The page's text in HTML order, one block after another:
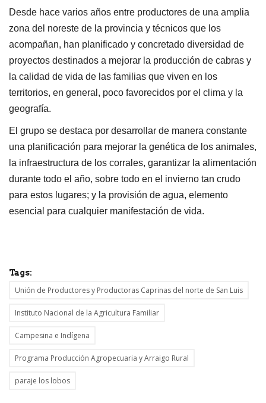
Desde hace varios años entre productores de una amplia
zona del noreste de la provincia y técnicos que los
acompañan, han planificado y concretado diversidad de
proyectos destinados a mejorar la producción de cabras y
la calidad de vida de las familias que viven en los
territorios, en general, poco favorecidos por el clima y la
geografía.
El grupo se destaca por desarrollar de manera constante
una planificación para mejorar la genética de los animales,
la infraestructura de los corrales, garantizar la alimentación
durante todo el año, sobre todo en el invierno tan crudo
para estos lugares; y la provisión de agua, elemento
esencial para cualquier manifestación de vida.
Tags:
Unión de Productores y Productoras Caprinas del norte de San Luis
Instituto Nacional de la Agricultura Familiar
Campesina e Indígena
Programa Producción Agropecuaria y Arraigo Rural
paraje los lobos